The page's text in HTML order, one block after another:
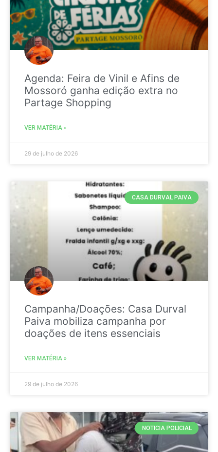
Agenda: Feira de Vinil e Afins de
Mossoró ganha edição extra no
Partage Shopping
VER MATÉRIA »
29 de julho de 2026
CASA DURVAL PAIVA
Campanha/Doações: Casa Durval
Paiva mobiliza campanha por
doações de itens essenciais
VER MATÉRIA »
29 de julho de 2026
NOTICIA POLICIAL